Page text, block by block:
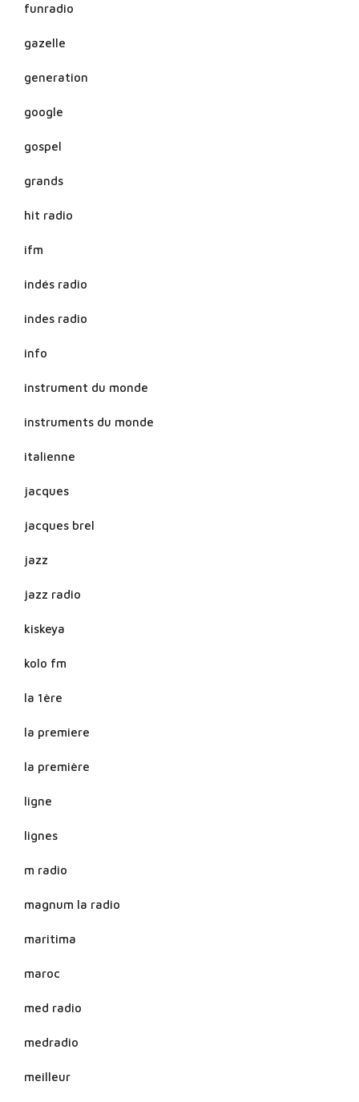
funradio
gazelle
generation
google
gospel
grands
hit radio
ifm
indés radio
indes radio
info
instrument du monde
instruments du monde
italienne
jacques
jacques brel
jazz
jazz radio
kiskeya
kolo fm
la 1ère
la premiere
la première
ligne
lignes
m radio
magnum la radio
maritima
maroc
med radio
medradio
meilleur